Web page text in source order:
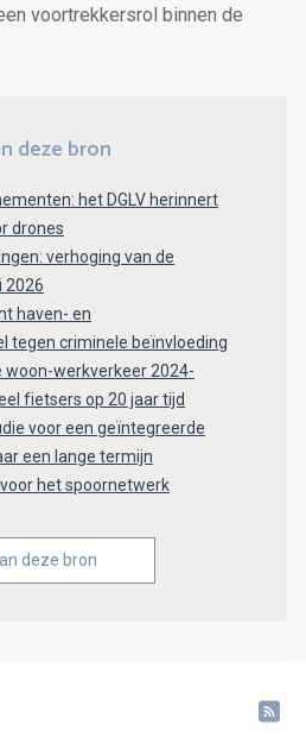
voortrekkersrol binnen de
deze bron
het DGLV herinnert
drones
verhoging van de
2026
haven- en
tegen criminele beïnvloeding
woon-werkverkeer 2024-
fietsers op 20 jaar tijd
voor een geïntegreerde
een lange termijn
het spoornetwerk
deze bron